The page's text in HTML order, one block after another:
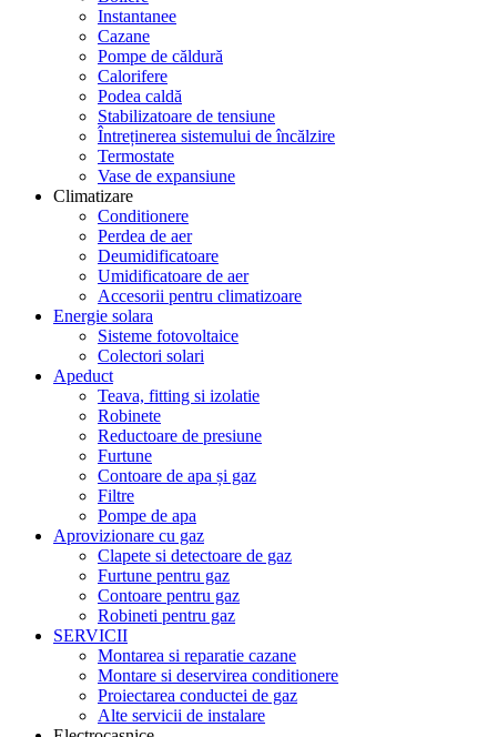
Instantanee
Cazane
Pompe de căldură
Calorifere
Podea caldă
Stabilizatoare de tensiune
Întreținerea sistemului de încălzire
Termostate
Vase de expansiune
Climatizare
Conditionere
Perdea de aer
Deumidificatoare
Umidificatoare de aer
Accesorii pentru climatizoare
Energie solara
Sisteme fotovoltaice
Colectori solari
Apeduct
Teava, fitting si izolatie
Robinete
Reductoare de presiune
Furtune
Contoare de apa și gaz
Filtre
Pompe de apa
Aprovizionare cu gaz
Clapete si detectoare de gaz
Furtune pentru gaz
Contoare pentru gaz
Robineti pentru gaz
SERVICII
Montarea si reparatie cazane
Montare si deservirea conditionere
Proiectarea conductei de gaz
Alte servicii de instalare